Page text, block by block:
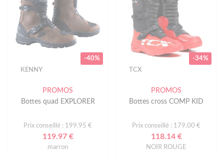
-40%
KENNY
PROMOS
Bottes quad EXPLORER
Prix conseillé : 199.95 €
119.97 €
marron
-34%
TCX
PROMOS
Bottes cross COMP KID
Prix conseillé : 179.00 €
118.14 €
NOIR ROUGE